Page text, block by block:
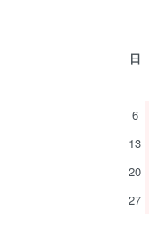
日
6
13
20
27